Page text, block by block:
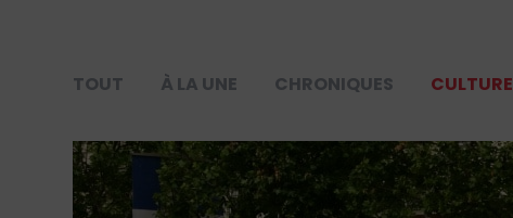
TOUT À LA UNE CHRONIQUES CULTURE